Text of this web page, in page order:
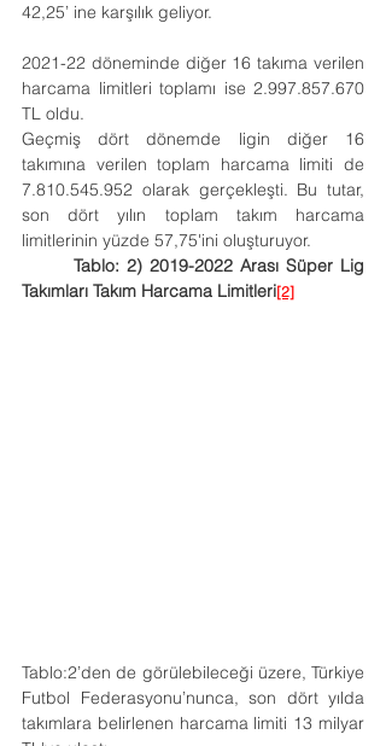
42,25’ ine karşılık geliyor.
2021-22 döneminde diğer 16 takıma verilen
harcama limitleri toplamı ise 2.997.857.670
TL oldu.
Geçmiş dört dönemde ligin diğer 16
takımına verilen toplam harcama limiti de
7.810.545.952 olarak gerçekleşti. Bu tutar,
son dört yılın toplam takım harcama
limitlerinin yüzde 57,75'ini oluşturuyor.
Tablo: 2) 2019-2022 Arası Süper Lig
Takımları Takım Harcama Limitleri[2]
Tablo:2’den de görülebileceği üzere, Türkiye
Futbol Federasyonu’nunca, son dört yılda
takımlara belirlenen harcama limiti 13 milyar